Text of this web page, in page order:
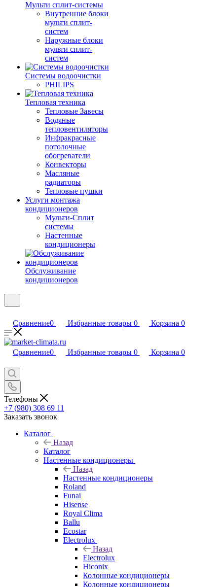
Мульти сплит-системы
Внутренние блоки
мульти сплит-
систем
Наружные блоки
мульти сплит-
систем
Системы водоочистки
PHILIPS
Тепловая техника
Тепловые Завесы
Водяные
тепловентиляторы
Инфракрасные
потолочные
обогреватели
Конвекторы
Масляные
радиаторы
Тепловые пушки
Услуги монтажа
кондиционеров
Мульти-Сплит
системы
Настенные
кондиционеры
Обслуживание
кондиционеров
Сравнение0 Избранные товары 0 Корзина 0
Сравнение0 Избранные товары 0 Корзина 0
Телефоны
+7 (980) 308 69 11
Заказать звонок
Каталог
Назад
Каталог
Настенные кондиционеры
Назад
Настенные кондиционеры
Roland
Funai
Hisense
Royal Clima
Ballu
Ecostar
Electrolux
Назад
Electrolux
Hiconix
Колонные кондиционеры
Колонные кондиционеры